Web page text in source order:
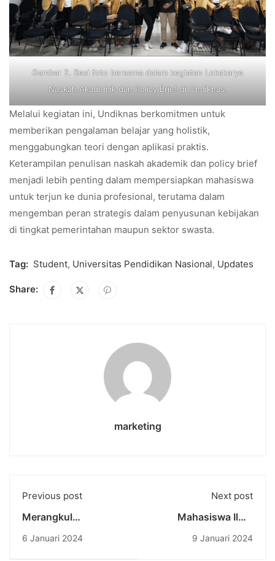
Gambar 2. Sesi foto bersama dalam kegiatan Lokakarya
Naskah Akademik dan Policy Brief di Undiknas.
Melalui kegiatan ini, Undiknas berkomitmen untuk
memberikan pengalaman belajar yang holistik,
menggabungkan teori dengan aplikasi praktis.
Keterampilan penulisan naskah akademik dan policy brief
menjadi lebih penting dalam mempersiapkan mahasiswa
untuk terjun ke dunia profesional, terutama dalam
mengemban peran strategis dalam penyusunan kebijakan
di tingkat pemerintahan maupun sektor swasta.
Tag: Student, Universitas Pendidikan Nasional, Updates
Share:
marketing
Previous post
Merangkul
Budaya: Language
6 Januari 2024
Next post
Mahasiswa Ilmu
Universitas
9 Januari 2024